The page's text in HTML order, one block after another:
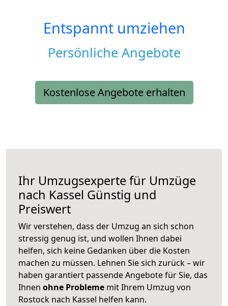
Entspannt umziehen
Persönliche Angebote
Kostenlose Angebote erhalten
Ihr Umzugsexperte für Umzüge
nach Kassel Günstig und
Preiswert
Wir verstehen, dass der Umzug an sich schon
stressig genug ist, und wollen Ihnen dabei
helfen, sich keine Gedanken über die Kosten
machen zu müssen. Lehnen Sie sich zurück – wir
haben garantiert passende Angebote für Sie, das
Ihnen ohne Probleme mit Ihrem Umzug von
Rostock nach Kassel helfen kann.